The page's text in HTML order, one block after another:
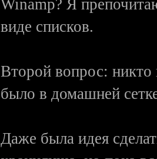
Winamp? Я
виде списков.
Второй вопрос:
было в домашней
Даже была идея